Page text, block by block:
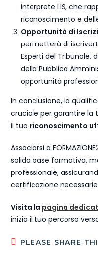
interprete LIS, che
riconoscimento e
Opportunità di
permetterà di
Esperti del Tribunale,
della Pubblica
opportunità
In conclusione, la
cruciale per garantire la
il tuo riconoscimento
Associarsi a
solida base formativa,
professionale,
certificazione
Visita la pagina
inizia il tuo percorso
PLEASE SHARE